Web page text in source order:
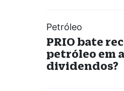
Petróleo
PRIO bate
petróleo em
dividendos?